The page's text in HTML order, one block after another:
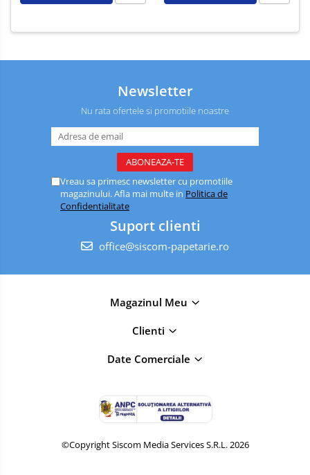
Newsletter
Nu rata ofertele si promotiile noastre
Vreau sa primesc newsletter cu promotiile
magazinului. Afla mai multe in Politica de
Confidentialitate
Suport clienti
office@siscom-papetarie.ro
Magazinul Meu
Clienti
Date Comerciale
©Copyright Siscom Media Services S.R.L. 2026